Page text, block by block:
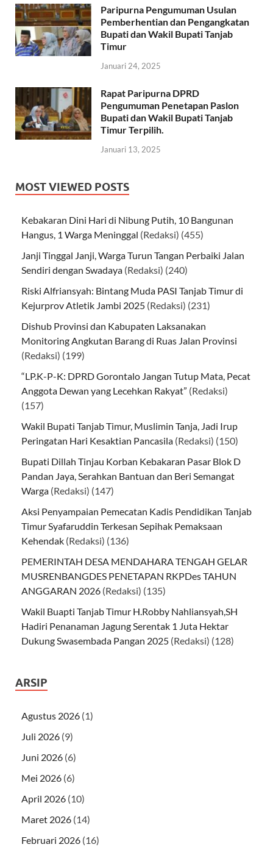
Paripurna Pengumuman Usulan
Pemberhentian dan Pengangkatan
Bupati dan Wakil Bupati Tanjab
Timur
Januari 24, 2025
Rapat Paripurna DPRD
Pengumuman Penetapan Paslon
Bupati dan Wakil Bupati Tanjab
Timur Terpilih.
Januari 13, 2025
MOST VIEWED POSTS
Kebakaran Dini Hari di Nibung Putih, 10 Bangunan
Hangus, 1 Warga Meninggal (Redaksi) (455)
Janji Tinggal Janji, Warga Turun Tangan Perbaiki Jalan
Sendiri dengan Swadaya (Redaksi) (240)
Riski Alfriansyah: Bintang Muda PASI Tanjab Timur di
Kejurprov Atletik Jambi 2025 (Redaksi) (231)
Dishub Provinsi dan Kabupaten Laksanakan
Monitoring Angkutan Barang di Ruas Jalan Provinsi
(Redaksi) (199)
“LP.K-P-K: DPRD Gorontalo Jangan Tutup Mata, Pecat
Anggota Dewan yang Lecehkan Rakyat” (Redaksi)
(157)
Wakil Bupati Tanjab Timur, Muslimin Tanja, Jadi Irup
Peringatan Hari Kesaktian Pancasila (Redaksi) (150)
Bupati Dillah Tinjau Korban Kebakaran Pasar Blok D
Pandan Jaya, Serahkan Bantuan dan Beri Semangat
Warga (Redaksi) (147)
Aksi Penyampaian Pemecatan Kadis Pendidikan Tanjab
Timur Syafaruddin Terkesan Sepihak Pemaksaan
Kehendak (Redaksi) (136)
PEMERINTAH DESA MENDAHARA TENGAH GELAR
MUSRENBANGDES PENETAPAN RKPDes TAHUN
ANGGARAN 2026 (Redaksi) (135)
Wakil Buapti Tanjab Timur H.Robby Nahliansyah,SH
Hadiri Penanaman Jagung Serentak 1 Juta Hektar
Dukung Swasembada Pangan 2025 (Redaksi) (128)
ARSIP
Agustus 2026 (1)
Juli 2026 (9)
Juni 2026 (6)
Mei 2026 (6)
April 2026 (10)
Maret 2026 (14)
Februari 2026 (16)